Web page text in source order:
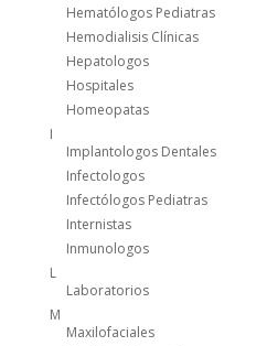
Hematólogos Pediatras
Hemodialisis Clínicas
Hepatologos
Hospitales
Homeopatas
I
Implantologos Dentales
Infectologos
Infectólogos Pediatras
Internistas
Inmunologos
L
Laboratorios
M
Maxilofaciales